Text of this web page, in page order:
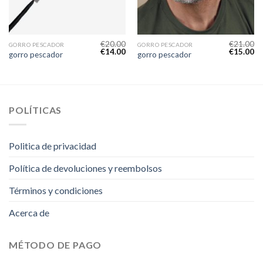
GORRO PESCADOR
gorro pescador
€20.00
€14.00
GORRO PESCADOR
gorro pescador
€21.00
€15.00
POLÍTICAS
Politica de privacidad
Política de devoluciones y reembolsos
Términos y condiciones
Acerca de
MÉTODO DE PAGO